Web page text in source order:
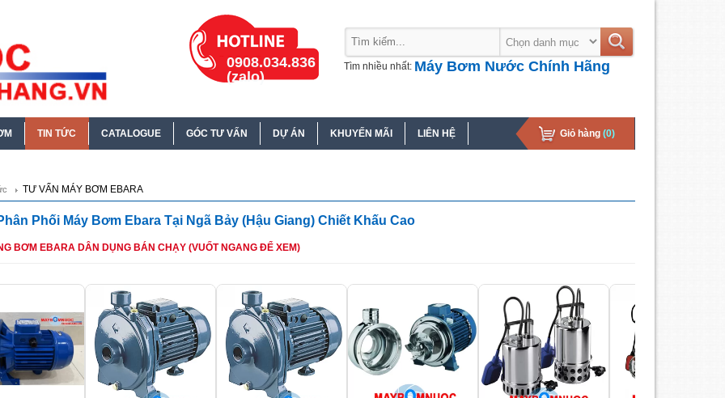
Tìm nhiều nhất: Máy Bơm Nước Chính Hãng
0908.034.836
(zalo)
TIN TỨC CATALOGUE GÓC TƯ VẤN DỰ ÁN KHUYẾN MÃI LIÊN HỆ Giỏ hàng (0)
TƯ VẤN MÁY BƠM EBARA
Phối Máy Bơm Ebara Tại Ngã Bảy (Hậu Giang) Chiết Khấu Cao
BƠM EBARA DÂN DỤNG BÁN CHẠY (VUỐT NGANG ĐỂ XEM)